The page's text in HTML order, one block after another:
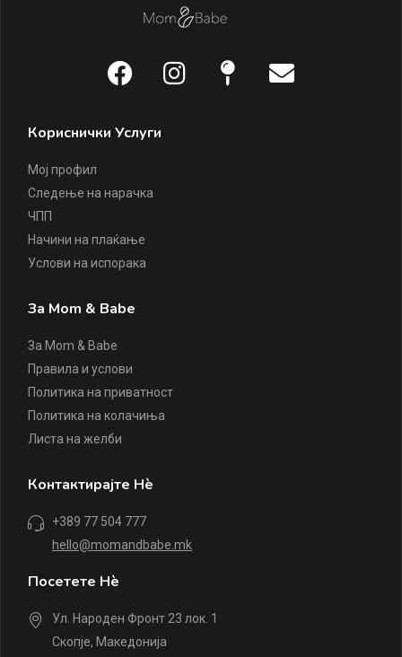
Кориснички Услуги
Мој профил
Следење на нарачка
ЧПП
Начини на плаќање
Услови на испорака
За Mom & Babe
За Mom & Babe
Правила и услови
Политика на приватност
Политика на колачиња
Листа на желби
Контактирајте Нè
+389 77 504 777
hello@momandbabe.mk
Посетете Нè
Ул. Народен Фронт 23 лок. 1
Скопје, Македонија